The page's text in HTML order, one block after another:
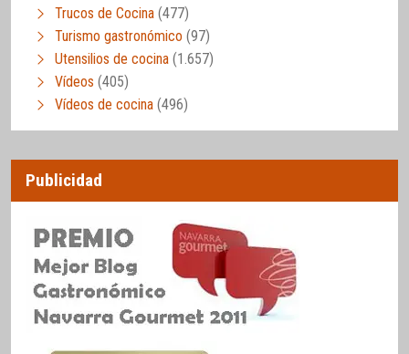
Trucos de Cocina (477)
Turismo gastronómico (97)
Utensilios de cocina (1.657)
Vídeos (405)
Vídeos de cocina (496)
Publicidad